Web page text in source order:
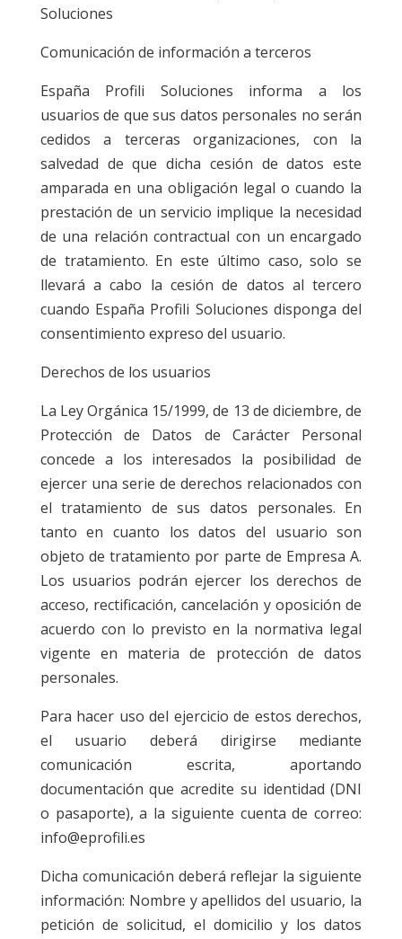
Soluciones
Comunicación de información a terceros
España Profili Soluciones informa a los
usuarios de que sus datos personales no serán
cedidos a terceras organizaciones, con la
salvedad de que dicha cesión de datos este
amparada en una obligación legal o cuando la
prestación de un servicio implique la necesidad
de una relación contractual con un encargado
de tratamiento. En este último caso, solo se
llevará a cabo la cesión de datos al tercero
cuando España Profili Soluciones disponga del
consentimiento expreso del usuario.
Derechos de los usuarios
La Ley Orgánica 15/1999, de 13 de diciembre, de
Protección de Datos de Carácter Personal
concede a los interesados la posibilidad de
ejercer una serie de derechos relacionados con
el tratamiento de sus datos personales. En
tanto en cuanto los datos del usuario son
objeto de tratamiento por parte de Empresa A.
Los usuarios podrán ejercer los derechos de
acceso, rectificación, cancelación y oposición de
acuerdo con lo previsto en la normativa legal
vigente en materia de protección de datos
personales.
Para hacer uso del ejercicio de estos derechos,
el usuario deberá dirigirse mediante
comunicación escrita, aportando
documentación que acredite su identidad (DNI
o pasaporte), a la siguiente cuenta de correo:
info@eprofili.es
Dicha comunicación deberá reflejar la siguiente
información: Nombre y apellidos del usuario, la
petición de solicitud, el domicilio y los datos